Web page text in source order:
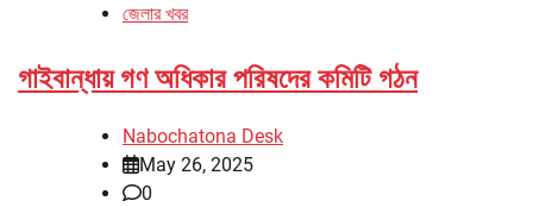
জেলার খবর
গাইবান্ধায় গণ অধিকার পরিষদের কমিটি গঠন
Nabochatona Desk
May 26, 2025
0